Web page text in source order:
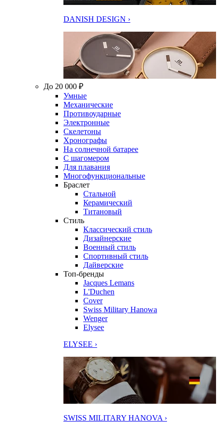
DANISH DESIGN ›
До 20 000 ₽
Умные
Механические
Противоударные
Электронные
Скелетоны
Хронографы
На солнечной батарее
С шагомером
Для плавания
Многофункциональные
Браслет
Стальной
Керамический
Титановый
Стиль
Классический стиль
Дизайнерские
Военный стиль
Спортивный стиль
Дайверские
Топ-бренды
Jacques Lemans
L'Duchen
Cover
Swiss Military Hanowa
Wenger
Elysee
ELYSEE ›
SWISS MILITARY HANOVA ›